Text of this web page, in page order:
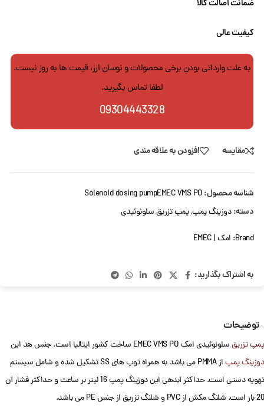
ضمانت اصالت کالا
کیفیت عالی
به علت وارداتی بودن برخی محصولات و نوسان ارز، قیمت ها به روز نیست.
لطفا تماس بگیرید.
09304443328
مقایسه افزودن به علاقه مندی
شناسه محصول:Solenoid dosing pumpEMEC VMS PO
دسته: دوزینگ پمپ,پمپ تزریق سلونوئیدی
Brand: امک | EMEC
به اشتراک بگذارید:
توضیحات
پمپ تزریقسلونوئیدی امک EMEC VMS PO ساخت کشور ایتالیا است. جنس هد این
دوزینگ پمپ
از PMMA می باشد به همراه توپ های SS تشکیل شده و شامل سیستم
تهویه دستی است. حداکثر آبدهی این دوزینگ پمپ 16 لیتر بر ساعت و حداکثر فشار آن
20 بار است. شلنگ مکش از PVC و شلنگ تزریق از جنس PE می باشد.